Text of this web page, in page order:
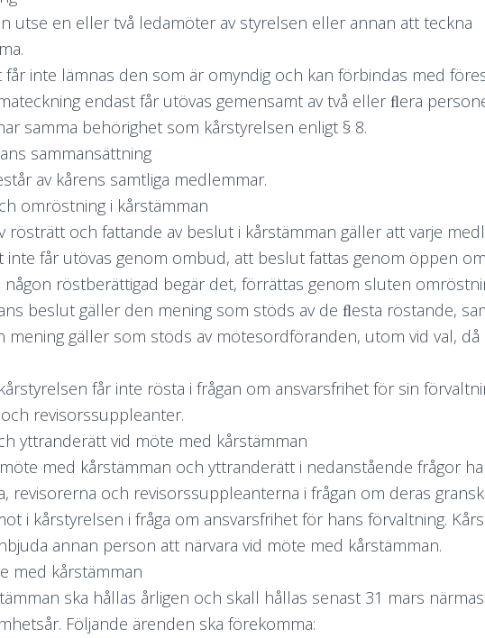
utse en eller två ledamöter av styrelsen eller annan att teckna
får inte lämnas den som är omyndig och kan förbindas med
endast får utövas gemensamt av två eller ﬂera
samma behörighet som kårstyrelsen enligt § 8.
sammansättning
av kårens samtliga medlemmar.
omröstning i kårstämman
rösträtt och fattande av beslut i kårstämman gäller att varje
inte får utövas genom ombud, att beslut fattas genom öppen
någon röstberättigad begär det, förrättas genom sluten
beslut gäller den mening som stöds av de ﬂesta röstande,
mening gäller som stöds av mötesordföranden, utom vid val,
får inte rösta i frågan om ansvarsfrihet för sin
revisorssuppleanter.
yttranderätt vid möte med kårstämman
med kårstämman och yttranderätt i nedanstående frågor
revisorerna och revisorssuppleanterna i frågan om deras
i kårstyrelsen i fråga om ansvarsfrihet för hans förvaltning.
annan person att närvara vid möte med kårstämman.
med kårstämman
ska hållas årligen och skall hållas senast 31 mars
Följande ärenden ska förekomma: